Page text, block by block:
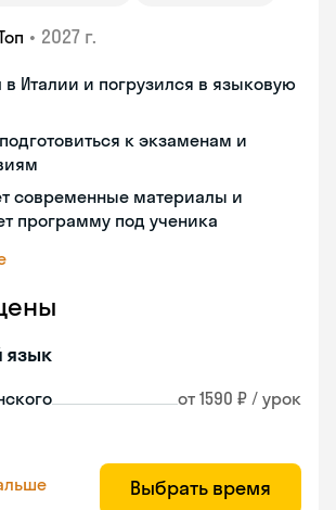
• 2027 г.
Италии и погрузился в языковую
к экзаменам и
современные материалы и
программу под ученика
язык
от 1590 ₽ / урок
Выбрать время